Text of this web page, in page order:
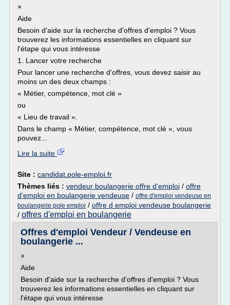
×
Aide
Besoin d'aide sur la recherche d'offres d'emploi ? Vous
trouverez les informations essentielles en cliquant sur
l'étape qui vous intéresse
1. Lancer votre recherche
Pour lancer une recherche d'offres, vous devez saisir au
moins un des deux champs :
« Métier, compétence, mot clé »
ou
« Lieu de travail ».
Dans le champ « Métier, compétence, mot clé », vous
pouvez...
Lire la suite
Site : candidat.pole-emploi.fr
Thèmes liés : vendeur boulangerie offre d'emploi / offre
d'emploi en boulangerie vendeuse / offre d'emploi vendeuse en
boulangerie pole emploi / offre d emploi vendeuse boulangerie
/ offres d'emploi en boulangerie
Offres d'emploi Vendeur / Vendeuse en
boulangerie ...
×
Aide
Besoin d'aide sur la recherche d'offres d'emploi ? Vous
trouverez les informations essentielles en cliquant sur
l'étape qui vous intéresse